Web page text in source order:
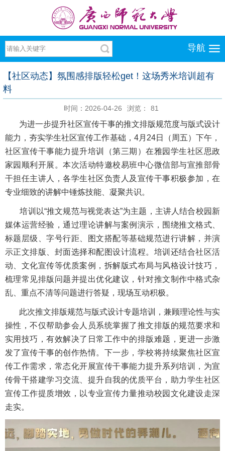
导航
【社区动态】氛围感排版轻松get！这场秀米培训超有
料
时间：2026-04-26 浏览： 81
为进一步提升社区宣传干事的推文排版规范度与版式设计
能力，夯实学生社区宣传工作基础，4月24日（周五）下午，
社区宣传干事能力提升培训（第三期）在雅园学生社区思政
家园顺利开展。本次活动特邀校易班中心微信部与宣推部骨
干担任主讲人，各学生社区负责人及宣传干事积极参加，在
专业细致的讲解中锤炼技能、凝聚共识。
培训以“推文规范与视觉表达”为主题，主讲人结合校园新
媒体运营经验，通过理论讲解与案例演示，围绕推文格式、
标题层级、字号行距、图文搭配等基础规范进行讲解，并演
示正文排版、封面选择和配图设计流程。培训还结合社区活
动、文化宣传等优质案例，拆解版式布局与风格设计技巧，
梳理常见排版问题并提出优化建议，针对推文制作中格式杂
乱、重点不清等问题进行答疑，现场互动积极。
此次推文排版规范与版式设计专题培训，兼顾理论性与实
操性，不仅帮助参会人员系统掌握了推文排版的规范要求和
实用技巧，有效解决了日常工作中的排版难题，更进一步激
发了宣传干事的创作热情。下一步，学校将持续聚焦社区宣
传工作需求，常态化开展宣传干事能力提升系列培训，为宣
传骨干搭建学习交流、提升自我的优质平台，助力学生社区
宣传工作提质增效，以专业宣传力量推动校园文化建设走深
走实。